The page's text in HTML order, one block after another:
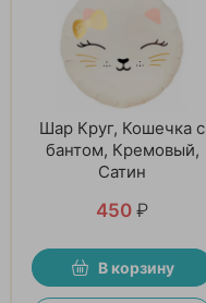
Шар Круг, Кошечка с
бантом, Кремовый,
Сатин
450 ₽
В корзину